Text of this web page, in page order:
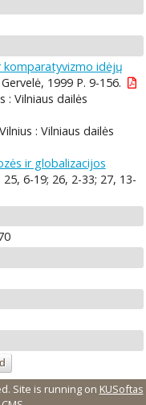
idėjų
1999 P. 9-156.
: Vilniaus dailės
: Vilniaus dailės
ir globalizacijos
6-19; 26, 2-33; 27, 13-
Site is running on KUSoftas